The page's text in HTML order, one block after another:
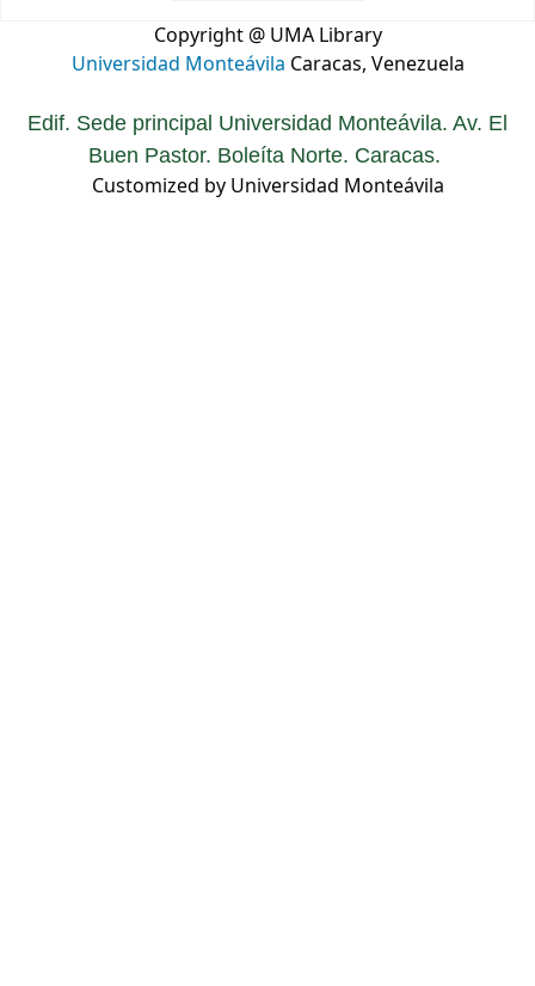
Copyright @ UMA Library
Universidad Monteávila Caracas, Venezuela
Edif. Sede principal Universidad Monteávila. Av. El
Buen Pastor. Boleíta Norte. Caracas.
Customized by Universidad Monteávila